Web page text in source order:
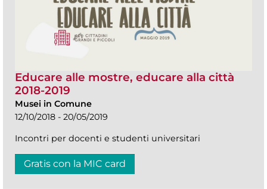
Educare alle mostre, educare alla città
2018-2019
Musei in Comune
12/10/2018 - 20/05/2019
Incontri per docenti e studenti universitari
Gratis con la MIC card